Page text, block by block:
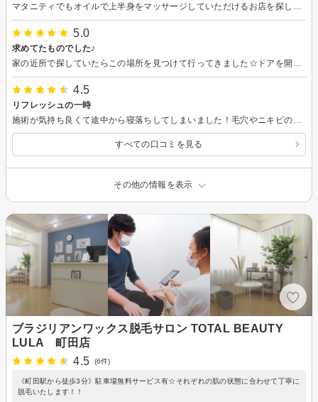
5.0
求めてたものでした♪
4.5
リフレッシュの一時
すべての口コミを見る
その他の情報を表示
ブラジリアンワックス脱毛サロン TOTAL BEAUTY
LULA 町田店
4.5
(6件)
《町田駅から徒歩3分》駐車場無料サービス有☆それぞれの肌の状態に合わせて丁寧に
脱毛いたします！！